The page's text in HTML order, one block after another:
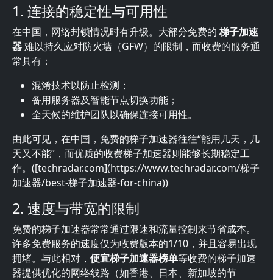
1. 连接的稳定性与可用性
在中国，网络封锁情况时有升级。大部分免费的 梯子加速
器难以持久应对防火墙（GFW）的限制，而收费的服务通
常具有：
混淆技术以防止检测；
备用服务器及智能节点切换功能；
全天候的维护团队以确保连接可用性。
由此可见，在中国，免费的梯子加速器往往“能用几天，几
天又不能”，而优质的收费梯子加速器则能够长期稳定工
作。([techradar.com](https://www.techradar.com/梯子
加速器/best-梯子加速器-for-china))
2. 速度与带宽的限制
免费的梯子加速器常常通过限速和流量控制来节省成本。
许多免费服务的速度仅为收费版本的1/10，并且容易出现
拥堵。与此相对， 便宜梯子加速器榜单等收费的梯子加速
器提供优化的网络线路（如香港、日本、新加坡的节